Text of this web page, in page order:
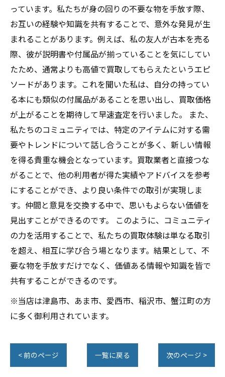
っています。私たちが身の回りの不要な物を手放す際、
お互いの経験や知識を共有することで、意外な発見が生
まれることがあります。例えば、私の友人が古本を売る
際、彼が説明書や付属品が揃っていることを気にしてい
たため、通常よりも高値で買取してもらえたというエピ
ソードがあります。これを聞いた私は、自分の持ってい
る本にも類似の付属品があることを思い出し、買取価格
が上がることを期待して早速査定を行いました。 また、
私たちのコミュニティでは、特定のアイテムに対する需
要やトレンドについて話し合うことが多く、新しい情報
を得る貴重な機会となっています。買取業者と直接つな
がることで、他の利用者が得た実績やアドバイスを参考
にすることができ、より良い条件での取引が実現しま
す。仲間と意見を交換する中で、思いもよらない価値を
見出すことができるのです。 このように、コミュニティ
の力を活用することで、私たちの買取体験は単なる取引
を超え、相互に学び合う場となります。結果として、不
要な物を手放すだけでなく、価値ある情報や知識を皆で
共有することができるのです。
※当店は津島市、あま市、愛西市、稲沢市、蟹江町の方
に多く御利用されています。
< 前のページ 一覧に戻る 次のページ >